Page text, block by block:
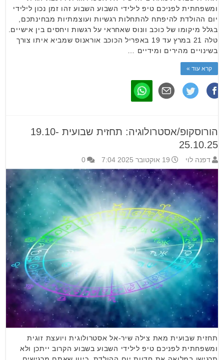
ומשפחתית לפניכם טיפ לילידי השבוע השבוע זהו זמן נכון לילידי
יום ההולדת להיפתח להתחלות רגשיות ועוצמתיות מבחינתכם,
בגלל מיקומו של כוכב וונוס שאחראי על רגשות ויחסים בין אישיים.
טלה 21 במרץ עד 19 באפריל הכוכב אוראנוס שמביא איתו צורך
בשינויים מהירים ומידיים …
קרא עוד »
הורוסקופ/אסטרולוגיה: תחזית שבועית 19.10-
25.10.25
דפנה לוי 19 אוקטובר 2025 7:04 0
תחזית שבועית מאת צילה שיר-אל אסטרולוגית ויועצת זוגית
ומשפחתית לפניכם טיפ לילידי השבוע בשבוע הקרוב ייתכן ולא